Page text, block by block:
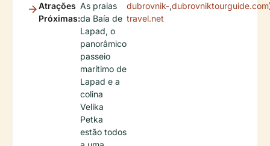
Atrações
Próximas:
As praias
da Baía de
Lapad, o
panorâmico
passeio
marítimo de
Lapad e a
colina
Velika
Petka
estão todos
dubrovnik-
travel.net
,dubrovniktourguide.com